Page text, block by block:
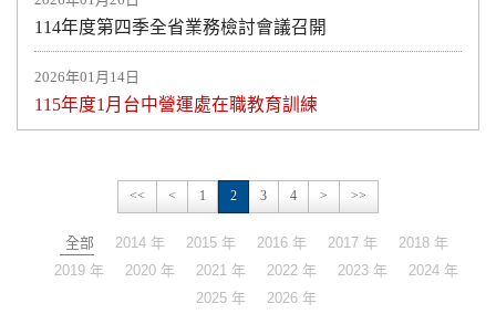
114年度第四季全省業務檢討會議召開
2026年01月14日
115年度1月台中營運處在職教育訓練
<< < 1 2 3 4 > >>
全部 2014 年 2015 年 2016 年 2017 年
2018 年
2019 年
2020 年 2021 年 2022 年 2023 年
2024 年
2025 年
2026 年